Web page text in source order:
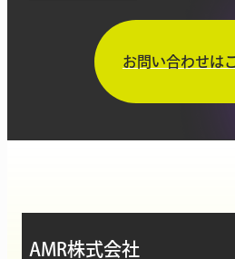
お問い合わせは
AMR株式会社